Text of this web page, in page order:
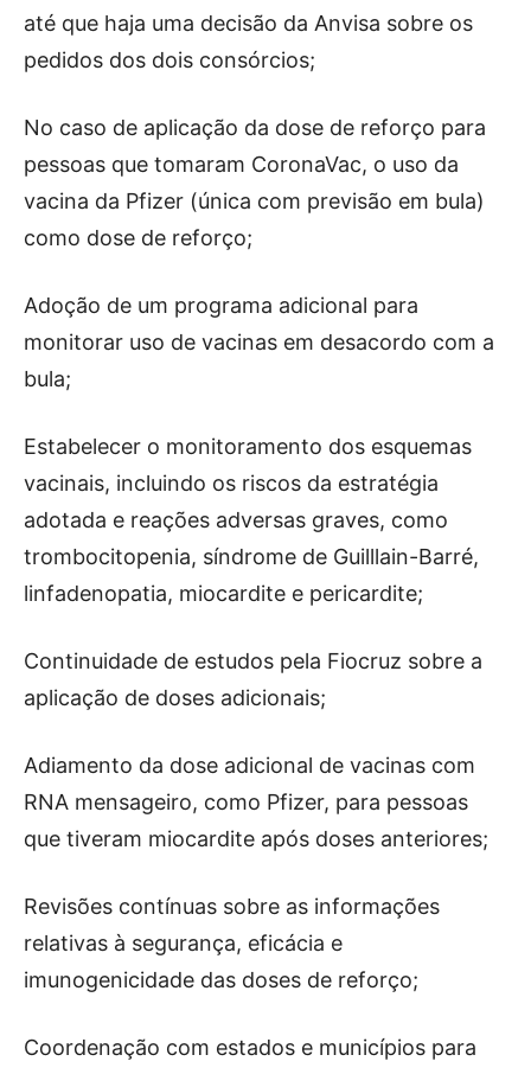
até que haja uma decisão da Anvisa sobre os
pedidos dos dois consórcios;
No caso de aplicação da dose de reforço para
pessoas que tomaram CoronaVac, o uso da
vacina da Pfizer (única com previsão em bula)
como dose de reforço;
Adoção de um programa adicional para
monitorar uso de vacinas em desacordo com a
bula;
Estabelecer o monitoramento dos esquemas
vacinais, incluindo os riscos da estratégia
adotada e reações adversas graves, como
trombocitopenia, síndrome de Guilllain-Barré,
linfadenopatia, miocardite e pericardite;
Continuidade de estudos pela Fiocruz sobre a
aplicação de doses adicionais;
Adiamento da dose adicional de vacinas com
RNA mensageiro, como Pfizer, para pessoas
que tiveram miocardite após doses anteriores;
Revisões contínuas sobre as informações
relativas à segurança, eficácia e
imunogenicidade das doses de reforço;
Coordenação com estados e municípios para